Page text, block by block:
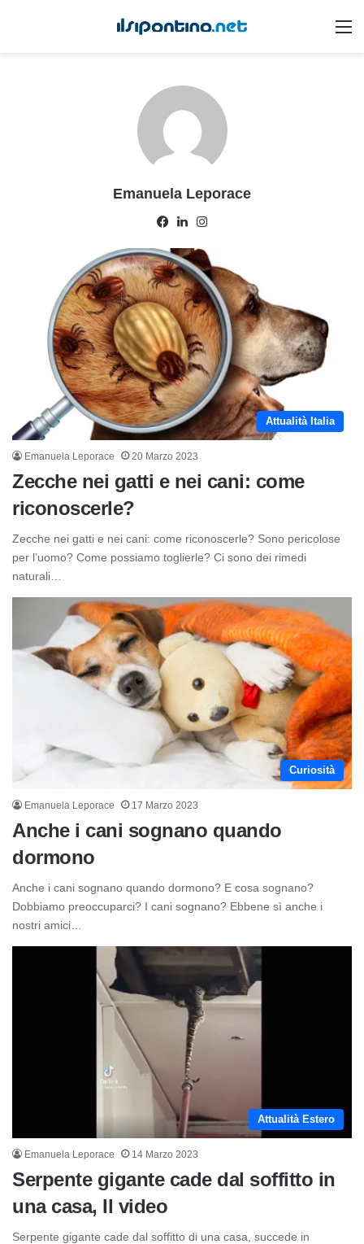
Emanuela Leporace
Facebook
LinkedIn
Attualità Italia
Emanuela Leporace 20 Marzo 2023
Zecche nei gatti e nei cani: come
riconoscerle?
Zecche nei gatti e nei cani: come riconoscerle? Sono pericolose
per l’uomo? Come possiamo toglierle? Ci sono dei rimedi
naturali…
Curiosità
Emanuela Leporace 17 Marzo 2023
Anche i cani sognano quando
dormono
Anche i cani sognano quando dormono? E cosa sognano?
Dobbiamo preoccuparci? I cani sognano? Ebbene sì anche i
nostri amici…
Attualità Estero
Emanuela Leporace 14 Marzo 2023
Serpente gigante cade dal soffitto in
una casa, Il video
Serpente gigante cade dal soffitto di una casa, succede in